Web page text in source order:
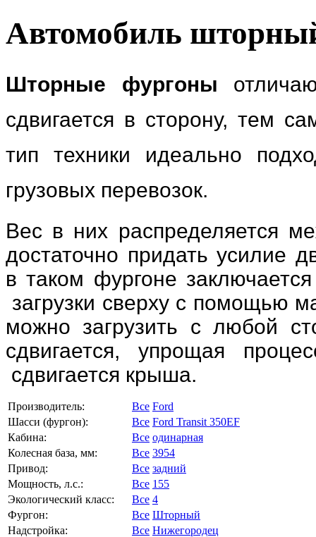
Автомобиль
Шторные фургоны
сдвигается в сторону, тем
тип техники идеально
грузовых перевозок.
Вес в них распределяется
достаточно придать усилие
в таком фургоне заключается
загрузки сверху с помощью
можно загрузить с любой
сдвигается, упрощая
сдвигается крыша.
Производитель: Все Ford
Шасси (фургон):
Все Ford Transit 350EF
Кабина:
Все одинарная
Колесная база, мм:
Все 3954
Привод:
Все задний
Мощность, л.с.:
Все 155
Экологический класс:
Все 4
Фургон:
Все Шторный
Надстройка:
Все Нижегородец